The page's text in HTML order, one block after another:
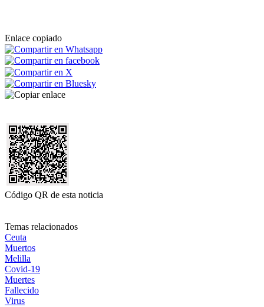
Enlace copiado
Código QR de esta noticia
Temas relacionados
Ceuta
Muertos
Melilla
Covid-19
Muertes
Fallecido
Virus